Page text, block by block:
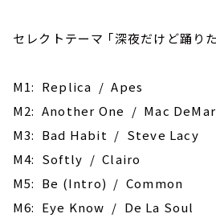
セレクトテーマ ｢深夜だけど踊り
M1: Replica / Apes
M2: Another One / Mac
M3: Bad Habit / Steve Lacy
M4: Softly / Clairo
M5: Be (Intro) / Common
M6: Eye Know / De La Soul